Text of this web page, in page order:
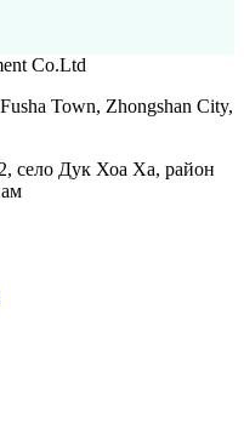
Co.Ltd
Town, Zhongshan City,
село Дук Хоа Ха, район